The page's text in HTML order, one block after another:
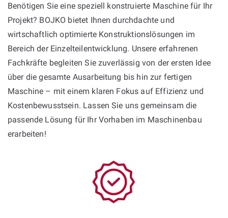
Benötigen Sie eine speziell konstruierte Maschine für Ihr
Projekt? BOJKO bietet Ihnen durchdachte und
wirtschaftlich optimierte Konstruktionslösungen im
Bereich der Einzelteilentwicklung. Unsere erfahrenen
Fachkräfte begleiten Sie zuverlässig von der ersten Idee
über die gesamte Ausarbeitung bis hin zur fertigen
Maschine – mit einem klaren Fokus auf Effizienz und
Kostenbewusstsein. Lassen Sie uns gemeinsam die
passende Lösung für Ihr Vorhaben im Maschinenbau
erarbeiten!